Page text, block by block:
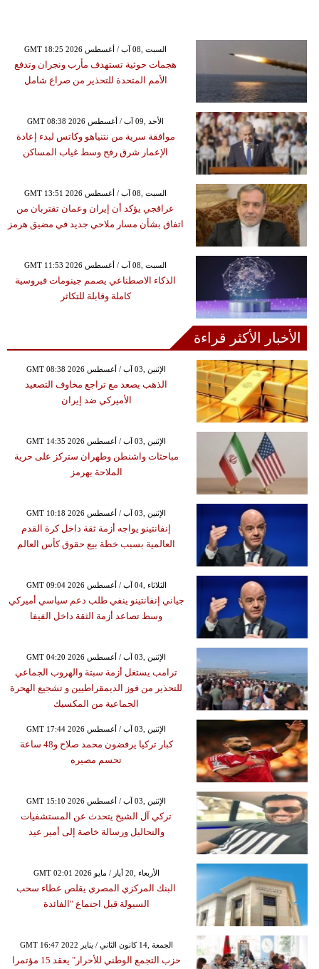
GMT 18:25 2026 السبت ,08 آب / أغسطس
هجمات حوثية تستهدف مأرب ونجران وتدفع
الأمم المتحدة للتحذير من صراع شامل
GMT 08:38 2026 الأحد ,09 آب / أغسطس
موافقة سرية من نتنياهو وكاتس لبدء إعادة
الإعمار شرق رفح وسط غياب المساكن
GMT 13:51 2026 السبت ,08 آب / أغسطس
عراقجي يؤكد أن إيران وعمان تقتربان من
اتفاق بشأن مسار ملاحي جديد في مضيق هرمز
GMT 11:53 2026 السبت ,08 آب / أغسطس
الذكاء الاصطناعي يصمم جينومات فيروسية
كاملة وقابلة للتكاثر
الأخبار الأكثر قراءة
GMT 08:38 2026 الإثنين ,03 آب / أغسطس
الذهب يصعد مع تراجع مخاوف التصعيد
الأميركي ضد إيران
GMT 14:35 2026 الإثنين ,03 آب / أغسطس
مباحثات واشنطن وطهران ستركز على حرية
الملاحة بهرمز
GMT 10:18 2026 الإثنين ,03 آب / أغسطس
إنفانتينو يواجه أزمة ثقة داخل كرة القدم
العالمية بسبب خطة بيع حقوق كأس العالم
GMT 09:04 2026 الثلاثاء ,04 آب / أغسطس
جياني إنفانتينو ينفي طلب دعم سياسي أميركي
وسط تصاعد أزمة الثقة داخل الفيفا
GMT 04:20 2026 الإثنين ,03 آب / أغسطس
ترامب يستغل أزمة سبتة والهروب الجماعي
للتحذير من فوز الديمقراطيين و تشجيع الهحرة
الجماعية من المكسيك
GMT 17:44 2026 الإثنين ,03 آب / أغسطس
كبار تركيا يرفضون محمد صلاح و48 ساعة
تحسم مصيره
GMT 15:10 2026 الإثنين ,03 آب / أغسطس
تركي آل الشيخ يتحدث عن المستشفيات
والتحاليل ورسالة خاصة إلى أمير عيد
GMT 02:01 2026 الأربعاء ,20 أيار / مايو
البنك المركزي المصري يقلص عطاء سحب
السيولة قبل اجتماع "الفائدة
GMT 16:47 2022 الجمعة ,14 كانون الثاني / يناير
حزب التجمع الوطني للأحرار" يعقد 15 مؤتمرا